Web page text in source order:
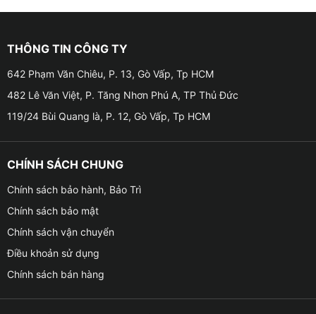
nhạc, mang đến trải nghiệm âm thanh và ánh sáng
đồng thuận.
✤ Led nội thất ô tô sẽ biến không gian nội thất VinFast
VF3 của bạn trở nên sang trọng và ấn tượng hơn.
khá cứng cáp, thường được gắn vào viền nội thất ô tô
bằng keo dán 3M chuyên dụng cho nên vô cùng chắc
chắn và khó bị bong tróc.
✤ Tuổi thọ cao, tiết kiệm điện năng. Lắp đặt an toàn
nhanh chóng và được sử dụng cắm giắc zin 100% vì
thế nó sẽ không làm ảnh hưởng đến kết cấu của xe.
THÔNG TIN CÔNG TY
642 Phạm Văn Chiêu, P. 13, Gò Vấp, Tp HCM
482 Lê Văn Việt, P. Tăng Nhơn Phú A, TP Thủ Đức
119/24 Bùi Quang là, P. 12, Gò Vấp, Tp HCM
CHÍNH SÁCH CHUNG
Chính sách bảo hành, Bảo Trì
Chính sách bảo mật
Chính sách vận chuyển
Điều khoản sử dụng
Chính sách bán hàng